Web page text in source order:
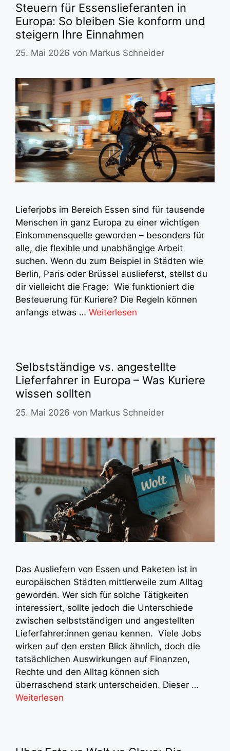
Steuern für Essenslieferanten in
Europa: So bleiben Sie konform und
steigern Ihre Einnahmen
25. Mai 2026 von Markus Schneider
Lieferjobs im Bereich Essen sind für tausende
Menschen in ganz Europa zu einer wichtigen
Einkommensquelle geworden – besonders für
alle, die flexible und unabhängige Arbeit
suchen. Wenn du zum Beispiel in Städten wie
Berlin, Paris oder Brüssel auslieferst, stellst du
dir vielleicht die Frage: Wie funktioniert die
Besteuerung für Kuriere? Die Regeln können
anfangs etwas … Weiterlesen
Selbstständige vs. angestellte
Lieferfahrer in Europa – Was Kuriere
wissen sollten
25. Mai 2026 von Markus Schneider
Das Ausliefern von Essen und Paketen ist in
europäischen Städten mittlerweile zum Alltag
geworden. Wer sich für solche Tätigkeiten
interessiert, sollte jedoch die Unterschiede
zwischen selbstständigen und angestellten
Lieferfahrer:innen genau kennen. Viele Jobs
wirken auf den ersten Blick ähnlich, doch die
tatsächlichen Auswirkungen auf Finanzen,
Rechte und den Alltag können sich
überraschend stark unterscheiden. Dieser …
Weiterlesen